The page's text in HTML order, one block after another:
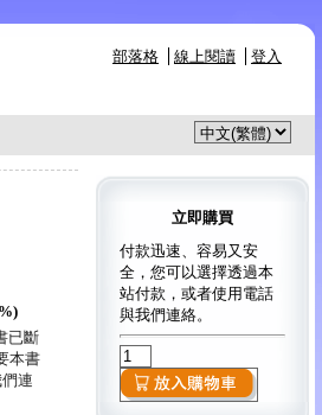
部落格 線上閱讀 登入
立即購買
付款迅速、容易又安
全，您可以選擇透過本
站付款，或者使用電話
與我們連絡。
已斷
本書
連